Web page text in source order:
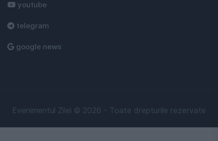
youtube
telegram
google news
Evenimentul Zilei © 2026 - Toate drepturile rezervate